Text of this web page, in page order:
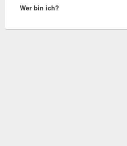
Beitrag:
Wer bin ich?